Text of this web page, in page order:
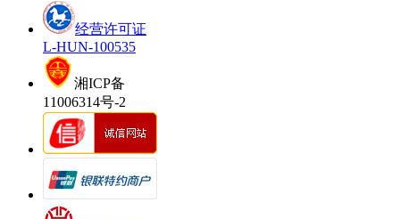
经营许可证
L-HUN-100535
湘ICP备
11006314号-2